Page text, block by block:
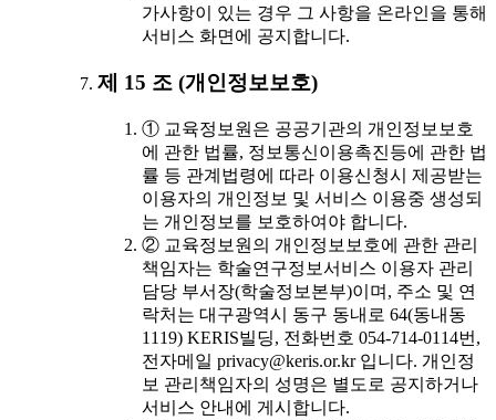
가사항이 있는 경우 그 사항을 온라인을 통해
서비스 화면에 공지합니다.
제 15 조 (개인정보보호)
① 교육정보원은 공공기관의 개인정보보호
에 관한 법률, 정보통신이용촉진등에 관한 법
률 등 관계법령에 따라 이용신청시 제공받는
이용자의 개인정보 및 서비스 이용중 생성되
는 개인정보를 보호하여야 합니다.
② 교육정보원의 개인정보보호에 관한 관리
책임자는 학술연구정보서비스 이용자 관리
담당 부서장(학술정보본부)이며, 주소 및 연
락처는 대구광역시 동구 동내로 64(동내동
1119) KERIS빌딩, 전화번호 054-714-0114번,
전자메일 privacy@keris.or.kr 입니다. 개인정
보 관리책임자의 성명은 별도로 공지하거나
서비스 안내에 게시합니다.